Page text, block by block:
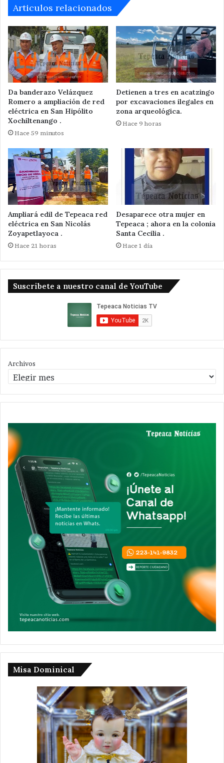
Articulos relacionados
Da banderazo Velázquez
Romero a ampliación de red
eléctrica en San Hipólito
Xochiltenango .
Hace 59 minutos
Detienen a tres en acatzingo
por excavaciones ilegales en
zona arqueológica.
Hace 9 horas
Ampliará edil de Tepeaca red
eléctrica en San Nicolás
Zoyapetlayoca .
Hace 21 horas
Desaparece otra mujer en
Tepeaca ; ahora en la colonia
Santa Cecilia .
Hace 1 día
Suscribete a nuestro canal de YouTube
Archivos
Misa Dominical